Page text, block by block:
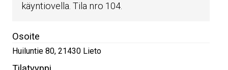
käyntiovella. Tila nro 104.
Osoite
Huiluntie 80, 21430 Lieto